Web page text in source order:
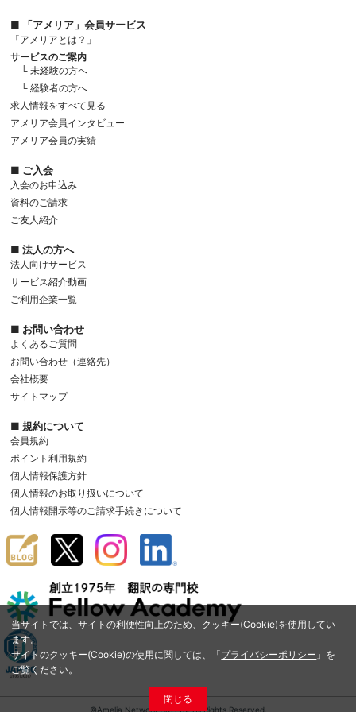
当サイトでは、サイトの利便性向上のため、クッキー(Cookie)を使用してい
ます。
サイトのクッキー(Cookie)の使用に関しては、「プライバシーポリシー 」を
ご覧ください。
閉じる
■ 「アメリア」会員サービス
「アメリアとは？」
サービスのご案内
└ 未経験の方へ
└ 経験者の方へ
求人情報をすべて見る
アメリア会員インタビュー
アメリア会員の実績
■ ご入会
入会のお申込み
資料のご請求
ご友人紹介
■ 法人の方へ
法人向けサービス
サービス紹介動画
ご利用企業一覧
■ お問い合わせ
よくあるご質問
お問い合わせ（連絡先）
会社概要
サイトマップ
■ 規約について
会員規約
ポイント利用規約
個人情報保護方針
個人情報のお取り扱いについて
個人情報開示等のご請求手続きについて
©Amelia Network Co.,Ltd. All Rights Reserved.